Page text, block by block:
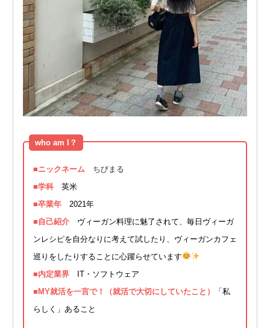
who am I？
■ニックネーム ちびまる
■学科 英米
■卒業年 2021年
■自己紹介 ヴィーガン料理に魅了されて、毎日ヴィーガ
ンレシピを自分なりに考えて試したり、ヴィーガンカフェ
巡りをしたりすることに心躍らせています
■内定業界
IT・ソフトウェア
■MY就活を一言で！（就活で大切にしていたこと）
「私
らしく」あること